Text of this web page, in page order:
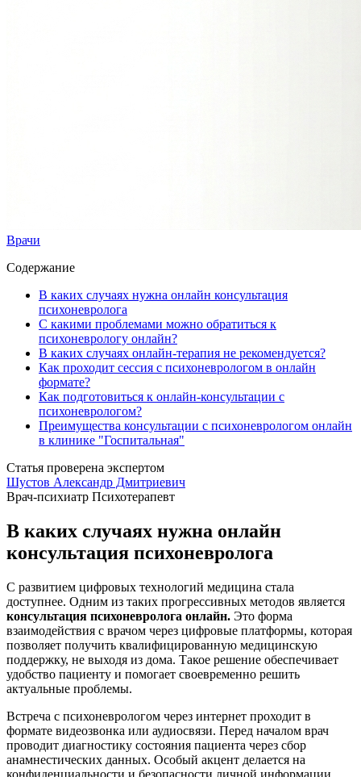
Врачи
Содержание
В каких случаях нужна онлайн консультация
психоневролога
С какими проблемами можно обратиться к
психоневрологу онлайн?
В каких случаях онлайн-терапия не рекомендуется?
Как проходит сессия с психоневрологом в онлайн
формате?
Как подготовиться к онлайн-консультации с
психоневрологом?
Преимущества консультации с психоневрологом онлайн
в клинике "Госпитальная"
Статья проверена экспертом
Шустов Александр Дмитриевич
Врач-психиатр Психотерапевт
В каких случаях нужна онлайн
консультация психоневролога
С развитием цифровых технологий медицина стала
доступнее. Одним из таких прогрессивных методов является
консультация психоневролога онлайн. Это форма
взаимодействия с врачом через цифровые платформы, которая
позволяет получить квалифицированную медицинскую
поддержку, не выходя из дома. Такое решение обеспечивает
удобство пациенту и помогает своевременно решить
актуальные проблемы.
Встреча с психоневрологом через интернет проходит в
формате видеозвонка или аудиосвязи. Перед началом врач
проводит диагностику состояния пациента через сбор
анамнестических данных. Особый акцент делается на
конфиденциальности и безопасности личной информации,